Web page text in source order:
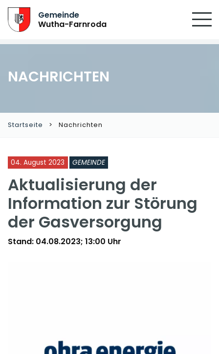
Gemeinde
Wutha-Farnroda
NACHRICHTEN
Startseite Nachrichten
04. August 2023 GEMEINDE
Aktualisierung der
Information zur Störung
der Gasversorgung
Stand: 04.08.2023; 13:00 Uhr